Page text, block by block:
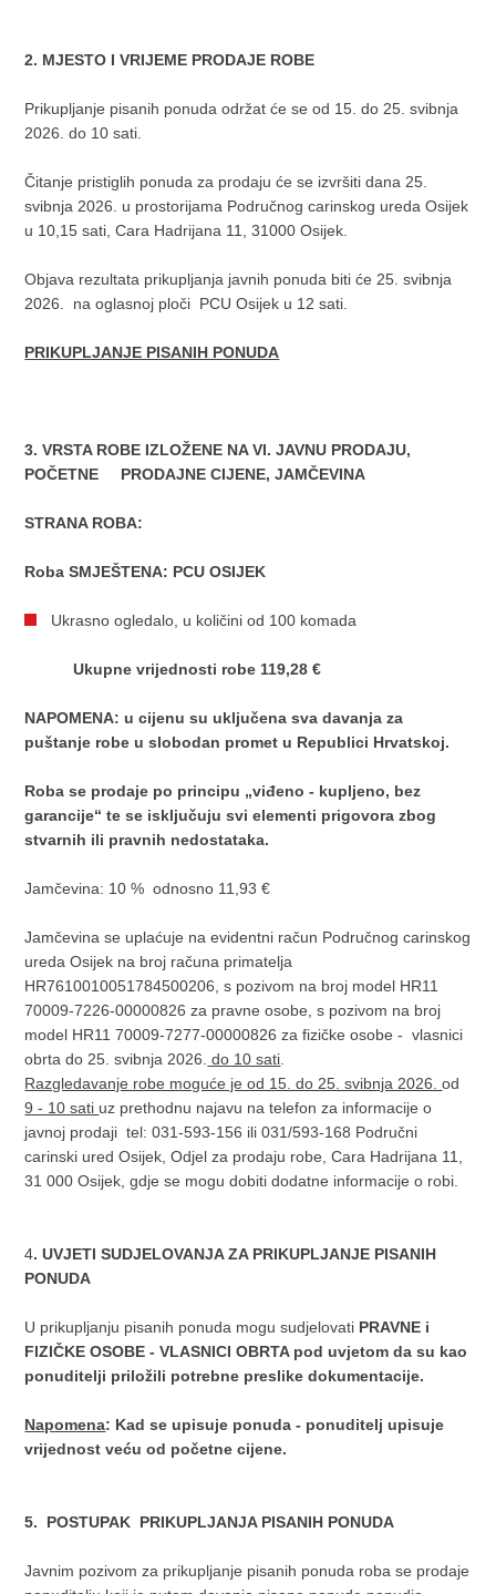
2. MJESTO I VRIJEME PRODAJE ROBE
Prikupljanje pisanih ponuda održat će se od 15. do 25. svibnja
2026. do 10 sati.
Čitanje pristiglih ponuda za prodaju će se izvršiti dana 25.
svibnja 2026. u prostorijama Područnog carinskog ureda Osijek
u 10,15 sati, Cara Hadrijana 11, 31000 Osijek.
Objava rezultata prikupljanja javnih ponuda biti će 25. svibnja
2026. na oglasnoj ploči PCU Osijek u 12 sati.
PRIKUPLJANJE PISANIH PONUDA
3. VRSTA ROBE IZLOŽENE NA VI. JAVNU PRODAJU,
POČETNE PRODAJNE CIJENE, JAMČEVINA
STRANA ROBA:
Roba SMJEŠTENA: PCU OSIJEK
Ukrasno ogledalo, u količini od 100 komada
Ukupne vrijednosti robe 119,28 €
NAPOMENA: u cijenu su uključena sva davanja za
puštanje robe u slobodan promet u Republici Hrvatskoj.
Roba se prodaje po principu „viđeno - kupljeno, bez
garancije“ te se isključuju svi elementi prigovora zbog
stvarnih ili pravnih nedostataka.
Jamčevina: 10 % odnosno 11,93 €
Jamčevina se uplaćuje na evidentni račun Područnog carinskog
ureda Osijek na broj računa primatelja
HR7610010051784500206, s pozivom na broj model HR11
70009-7226-00000826 za pravne osobe, s pozivom na broj
model HR11 70009-7277-00000826 za fizičke osobe - vlasnici
obrta do 25. svibnja 2026. do 10 sati
Razgledavanje robe moguće je od 15. do 25. svibnja 2026.od
9 - 10 sati uz prethodnu najavu na telefon za informacije o
javnoj prodaji tel: 031-593-156 ili 031/593-168 Područni
carinski ured Osijek, Odjel za prodaju robe, Cara Hadrijana 11,
31 000 Osijek, gdje se mogu dobiti dodatne informacije o robi.
4. UVJETI SUDJELOVANJA ZA PRIKUPLJANJE PISANIH
PONUDA
U prikupljanju pisanih ponuda mogu sudjelovati PRAVNE i
FIZIČKE OSOBE - VLASNICI OBRTA pod uvjetom da su kao
ponuditelji priložili potrebne preslike dokumentacije.
Napomena: Kad se upisuje ponuda - ponuditelj upisuje
vrijednost veću od početne cijene.
5. POSTUPAK PRIKUPLJANJA PISANIH PONUDA
Javnim pozivom za prikupljanje pisanih ponuda roba se prodaje